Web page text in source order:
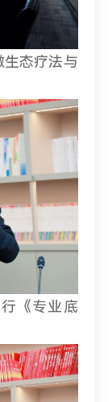
生态疗法与
《专业底